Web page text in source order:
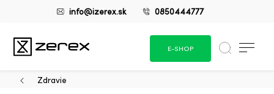
info@izerex.sk 0850444777
E-SHOP
Zdravie